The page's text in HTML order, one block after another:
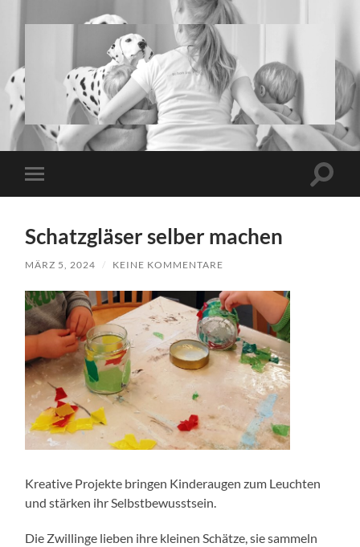
www.twins-
and-
more.de
Menü
Schatzgläser selber machen
MÄRZ 5, 2024 / KEINE KOMMENTARE
Kreative Projekte bringen Kinderaugen zum Leuchten
und stärken ihr Selbstbewusstsein.
Die Zwillinge lieben ihre kleinen Schätze, sie sammeln